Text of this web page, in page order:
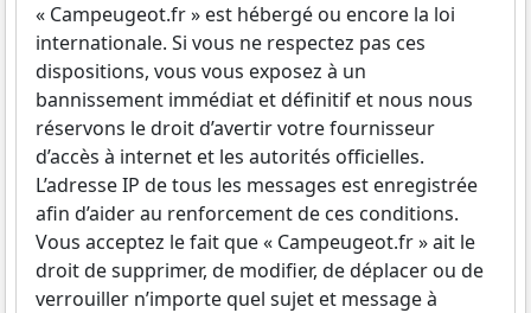
« Campeugeot.fr » est hébergé ou encore la loi
internationale. Si vous ne respectez pas ces
dispositions, vous vous exposez à un
bannissement immédiat et définitif et nous nous
réservons le droit d’avertir votre fournisseur
d’accès à internet et les autorités officielles.
L’adresse IP de tous les messages est enregistrée
afin d’aider au renforcement de ces conditions.
Vous acceptez le fait que « Campeugeot.fr » ait le
droit de supprimer, de modifier, de déplacer ou de
verrouiller n’importe quel sujet et message à